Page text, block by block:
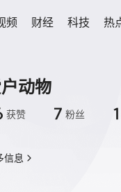
频 财经 科技 热
动物
获赞 7 粉丝
信息